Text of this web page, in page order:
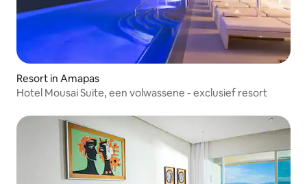
Resort in Amapas
Hotel Mousai Suite, een volwassene - exclusief resort